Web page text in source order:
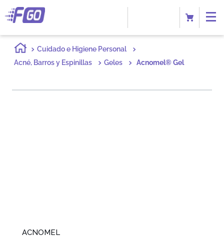
Cuidado e Higiene Personal
Acné, Barros y Espinillas
Geles Acnomel® Gel
ACNOMEL